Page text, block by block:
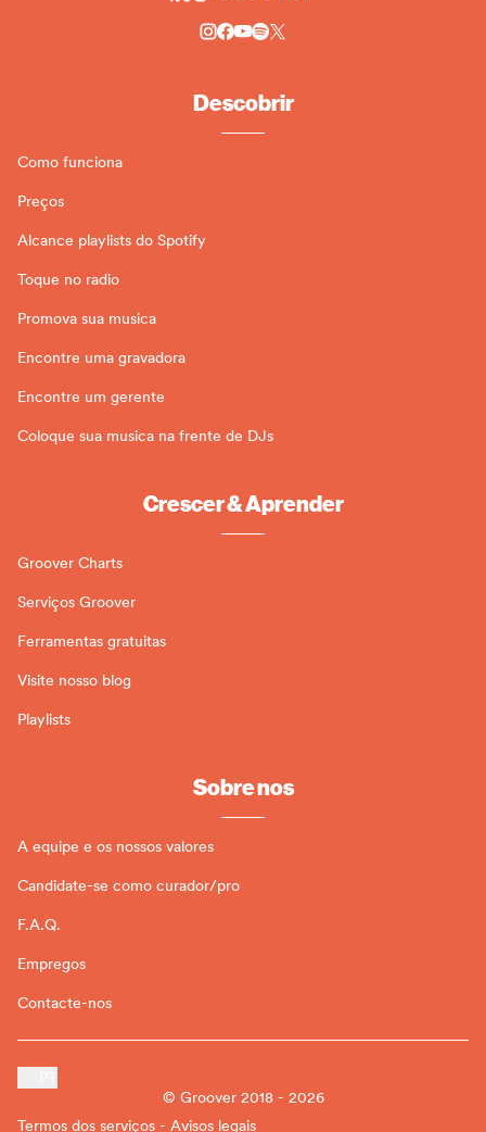
Descobrir
Como funciona
Preços
Alcance playlists do Spotify
Toque no radio
Promova sua musica
Encontre uma gravadora
Encontre um gerente
Coloque sua musica na frente de DJs
Crescer & Aprender
Groover Charts
Serviços Groover
Ferramentas gratuitas
Visite nosso blog
Playlists
Sobre nos
A equipe e os nossos valores
Candidate-se como curador/pro
F.A.Q.
Empregos
Contacte-nos
© Groover 2018 - 2026
Termos dos serviços - Avisos legais